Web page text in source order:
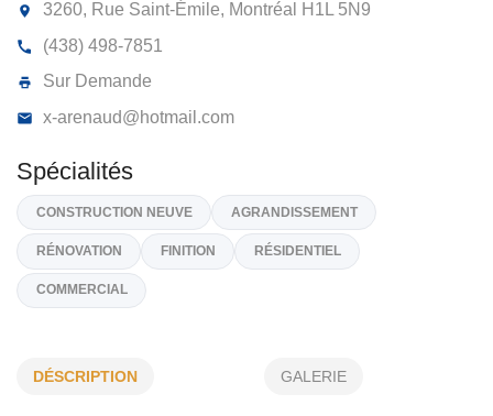
KARIPOX CONSTRUCTION
3260, Rue Saint-Émile, Montréal
(438) 498-7851
Sur Demande
x-arenaud@hotmail.com
DÉSCRIPTION GALERIE